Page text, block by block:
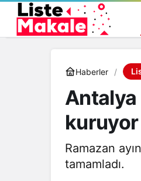
Haberler
Antalya
kuruyor
Ramazan
tamamladı.